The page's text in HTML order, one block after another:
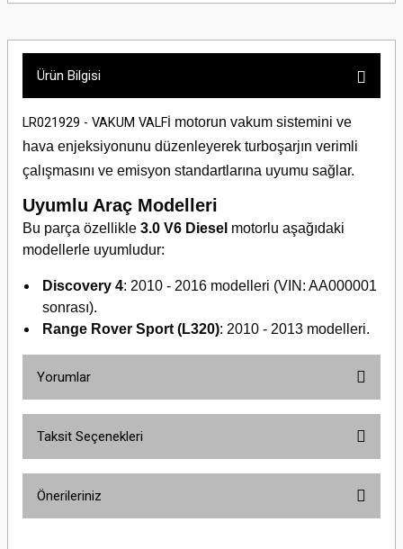
Ürün Bilgisi
LR021929 - VAKUM VALFİ motorun vakum sistemini ve
hava enjeksiyonunu düzenleyerek turboşarjın verimli
çalışmasını ve emisyon standartlarına uyumu sağlar.
Uyumlu Araç Modelleri
Bu parça özellikle 3.0 V6 Diesel motorlu aşağıdaki
modellerle uyumludur:
Discovery 4: 2010 - 2016 modelleri (VIN: AA000001
sonrası).
Range Rover Sport (L320): 2010 - 2013 modelleri.
Yorumlar
Taksit Seçenekleri
Önerileriniz